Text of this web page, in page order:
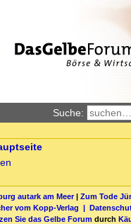
Suche:
autark am Meer| Zum Tode
vom Kopp-Verlag |
Sie das Gelbe Forum durch